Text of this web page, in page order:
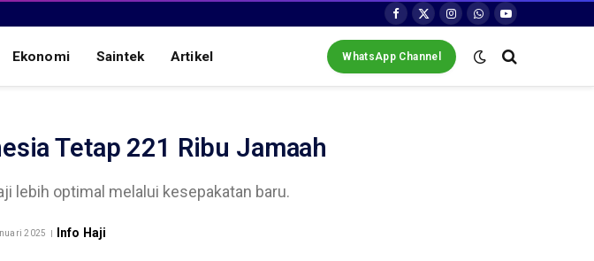
Facebook
X
(Twitter)
Instagram
WhatsApp
YouTube
Ekonomi Saintek Artikel WhatsApp Channel
Tetap 221 Ribu Jamaah
lebih optimal melalui kesepakatan baru.
2025 Info Haji